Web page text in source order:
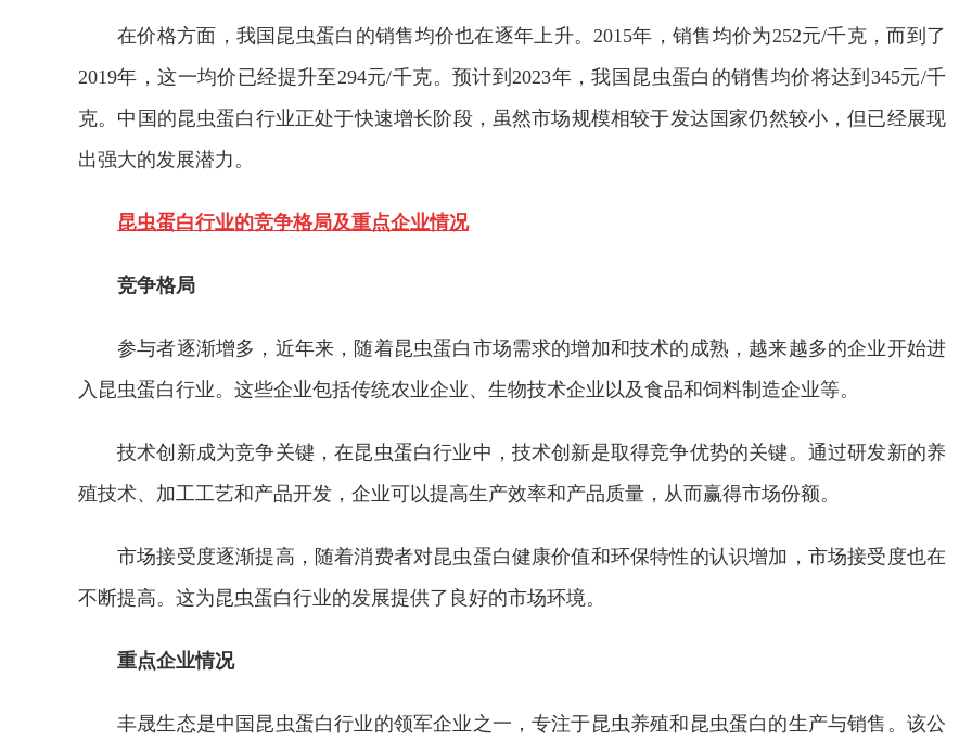
在价格方面，我国昆虫蛋白的销售均价也在逐年上升。2015年，销售均价为252元/千克，而到了
2019年，这一均价已经提升至294元/千克。预计到2023年，我国昆虫蛋白的销售均价将达到345元/千
克。中国的昆虫蛋白行业正处于快速增长阶段，虽然市场规模相较于发达国家仍然较小，但已经展现
出强大的发展潜力。
昆虫蛋白行业的竞争格局及重点企业情况
竞争格局
参与者逐渐增多，近年来，随着昆虫蛋白市场需求的增加和技术的成熟，越来越多的企业开始进
入昆虫蛋白行业。这些企业包括传统农业企业、生物技术企业以及食品和饲料制造企业等。
技术创新成为竞争关键，在昆虫蛋白行业中，技术创新是取得竞争优势的关键。通过研发新的养
殖技术、加工工艺和产品开发，企业可以提高生产效率和产品质量，从而赢得市场份额。
市场接受度逐渐提高，随着消费者对昆虫蛋白健康价值和环保特性的认识增加，市场接受度也在
不断提高。这为昆虫蛋白行业的发展提供了良好的市场环境。
重点企业情况
丰晟生态是中国昆虫蛋白行业的领军企业之一，专注于昆虫养殖和昆虫蛋白的生产与销售。该公